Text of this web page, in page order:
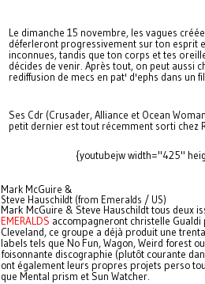
Le dimanche 15 novembre, les vagues
déferleront progressivement sur ton esprit
inconnues, tandis que ton corps et tes
décides de venir. Après tout, on peut aussi
rediffusion de mecs en pat' d'ephs dans un
Ses Cdr (Crusader, Alliance et Ocean
petit dernier est tout récemment sorti chez
{youtubejw width="425"
Mark McGuire &
Steve Hauschildt (from Emeralds / US)
Mark McGuire & Steve Hauschildt tous
EMERALDS accompagneront christelle
Cleveland, ce groupe a déjà produit une
labels tels que No Fun, Wagon, Weird forest
foisonnante discographie (plutôt courante
ont également leurs propres projets perso
que Mental prism et Sun Watcher.